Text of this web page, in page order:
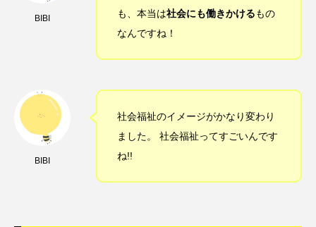
BIBI
も、本当は社会にも働きかけるもの
なんですね！
BIBI
社会福祉のイメージがかなり変わり
ました。 社会福祉ってすごいんです
ね!!